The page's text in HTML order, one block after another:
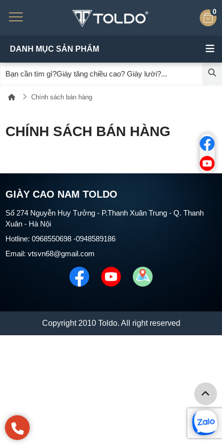
0
DANH MỤC SẢN PHẨM
Chính sách bán hàng
CHÍNH SÁCH BÁN HÀNG
GIÀY CAO NAM TOLDO
Số 274 Nguyễn Huy Tưởng - P.Thanh Xuân Trung - Q. Thanh
Xuân - Hà Nội
Hotline: 0968550698 -0948589186
Email: vtsvn68@gmail.com
Copyright 2010 Toldo. All right reserved